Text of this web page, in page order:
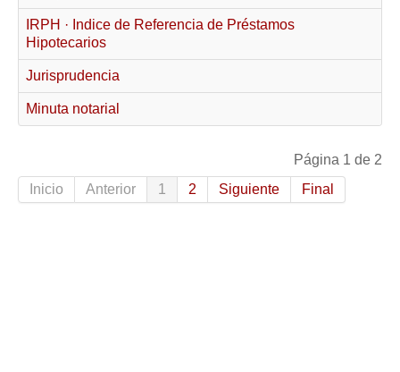
IRPH · Indice de Referencia de Préstamos
Hipotecarios
Jurisprudencia
Minuta notarial
Página 1 de 2
Inicio
Anterior 1 2 Siguiente Final